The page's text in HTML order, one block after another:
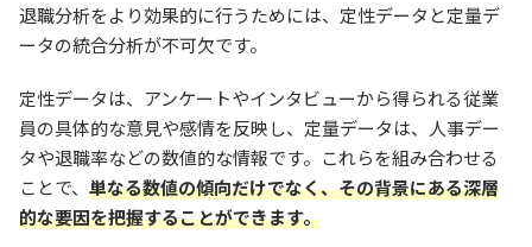
退職分析をより効果的に行うためには、定性データと定量デ
ータの統合分析が不可欠です。
定性データは、アンケートやインタビューから得られる従業
員の具体的な意見や感情を反映し、定量データは、人事デー
タや退職率などの数値的な情報です。これらを組み合わせる
ことで、 単なる数値の傾向だけでなく、その背景にある深層
的な要因を把握することができます。